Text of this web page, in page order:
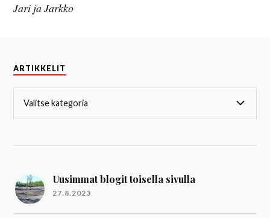
Jari ja Jarkko
ARTIKKELIT
Uusimmat blogit toisella sivulla
27.8.2023